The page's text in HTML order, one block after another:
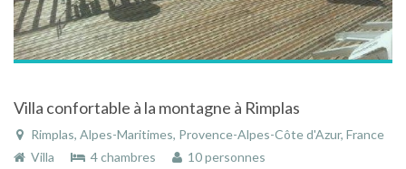
Villa confortable à la montagne à Rimplas
Rimplas, Alpes-Maritimes, Provence-Alpes-Côte d'Azur, France
Villa
4 chambres 10 personnes